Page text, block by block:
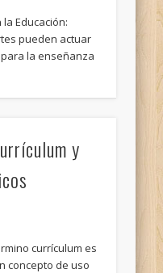
Educación:
pueden actuar
la enseñanza
y
currículum es
concepto de uso